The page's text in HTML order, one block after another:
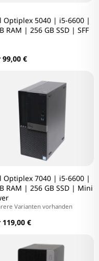
Optiplex 5040 | i5-6600 |
RAM | 256 GB SSD | SFF
99,00 €
Optiplex 7040 | i5-6600 |
RAM | 256 GB SSD | Mini
Varianten vorhanden
119,00 €